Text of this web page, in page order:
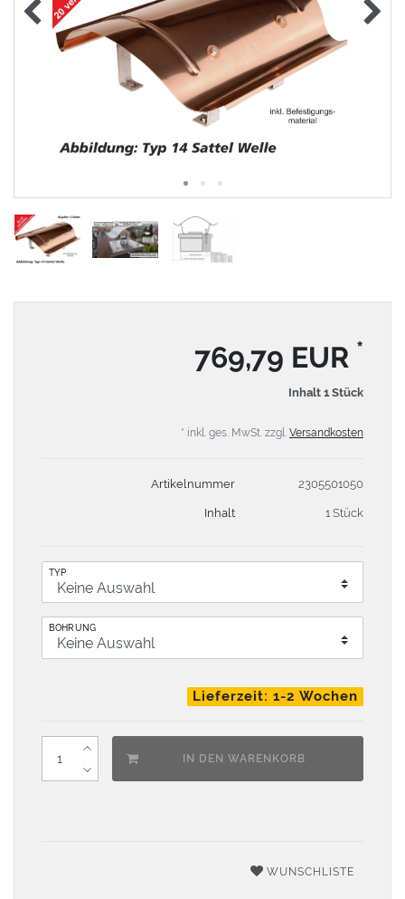
769,79 EUR *
Inhalt 1 Stück
* inkl. ges. MwSt. zzgl. Versandkosten
Artikelnummer 2305501050
Inhalt 1 Stück
TYP
BOHRUNG
Lieferzeit: 1-2 Wochen
IN DEN WARENKORB
WUNSCHLISTE